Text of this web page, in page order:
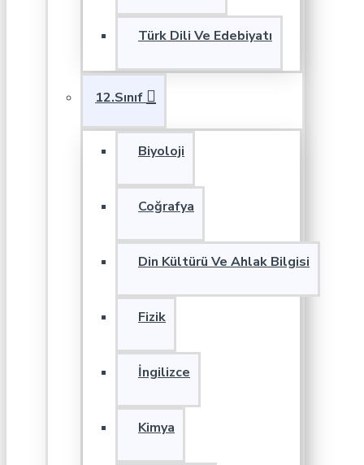
Türk Dili Ve Edebiyatı
12.Sınıf
Biyoloji
Coğrafya
Din Kültürü Ve Ahlak Bilgisi
Fizik
İngilizce
Kimya